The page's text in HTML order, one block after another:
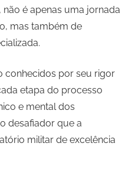
é apenas uma jornada
mas também de
conhecidos por seu rigor
etapa do processo
e mental dos
desafiador que a
militar de excelência